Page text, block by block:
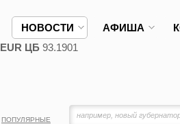
НОВОСТИ АФИША
EUR ЦБ 93.1901
ПОПУЛЯРНЫЕ